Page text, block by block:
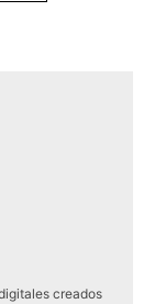
creados